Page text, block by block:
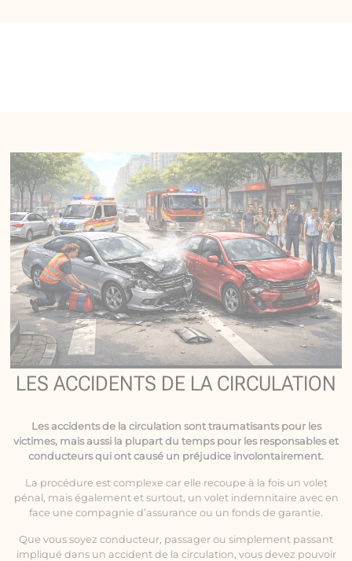
LES ACCIDENTS DE LA CIRCULATION
Les accidents de la circulation sont traumatisants pour les
victimes, mais aussi la plupart du temps pour les responsables et
conducteurs qui ont causé un préjudice involontairement.
La procédure est complexe car elle recoupe à la fois un volet
pénal, mais également et surtout, un volet indemnitaire avec en
face une compagnie d’assurance ou un fonds de garantie.
Que vous soyez conducteur, passager ou simplement passant
impliqué dans un accident de la circulation, vous devez pouvoir